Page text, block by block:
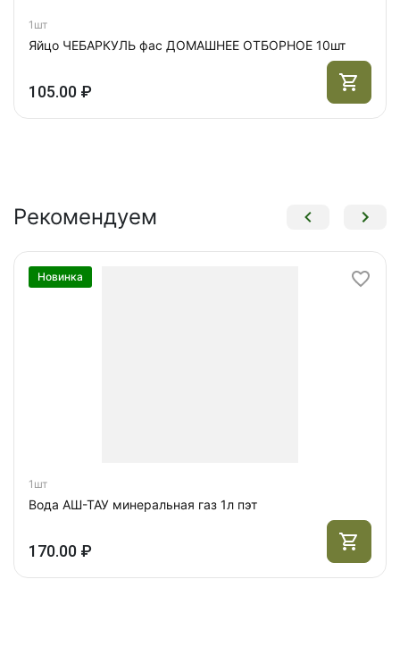
1шт
Яйцо ЧЕБАРКУЛЬ фас ДОМАШНЕЕ ОТБОРНОЕ 10шт
105.00 ₽
Рекомендуем
Новинка
1шт
Вода АШ-ТАУ минеральная газ 1л пэт
170.00 ₽